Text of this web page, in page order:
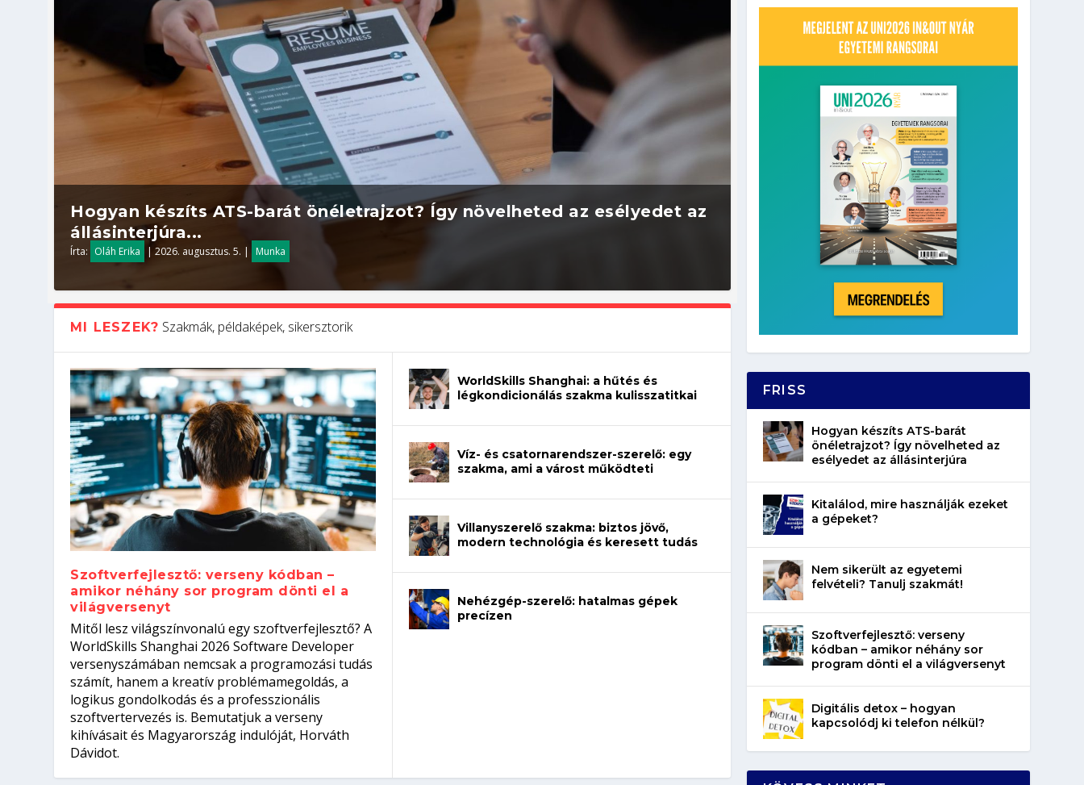
Hogyan készíts ATS-barát önéletrajzot? Így növelheted az esélyedet az
állásinterjúra...
Írta: Oláh Erika |2026. augusztus. 5. | Munka
Kitalálod, mire használják ezeket a gépeket?
Írta: Tóth Mónika |2026. augusztus. 4.| Kvíz
Nem sikerült az egyetemi felvételi? Tanulj szakmát!
Írta: Oláh Erika |2026. augusztus. 4.| Iskolák
Szoftverfejlesztő: verseny kódban – amikor néhány sor program dönti
el a világversenyt...
Írta: Szakmát Szerzek |2026. augusztus. 3.| Mi leszek?
Digitális detox – hogyan kapcsolódj ki telefon nélkül?
Írta: Oláh Erika |2026. augusztus. 3.| Egészség
MI LESZEK? Szakmák, példaképek, sikersztorik
Szoftverfejlesztő: verseny kódban –
amikor néhány sor program dönti el a
világversenyt
Mitől lesz világszínvonalú egy szoftverfejlesztő? A
WorldSkills Shanghai 2026 Software Developer
versenyszámában nemcsak a programozási tudás
számít, hanem a kreatív problémamegoldás, a
logikus gondolkodás és a professzionális
szoftvertervezés is. Bemutatjuk a verseny
kihívásait és Magyarország indulóját, Horváth
Dávidot.
WorldSkills Shanghai: a hűtés és
légkondicionálás szakma kulisszatitkai
Víz- és csatornarendszer-szerelő: egy
szakma, ami a várost működteti
Villanyszerelő szakma: biztos jövő,
modern technológia és keresett tudás
Nehézgép-szerelő: hatalmas gépek
precízen
FRISS
Hogyan készíts ATS-barát
önéletrajzot? Így növelheted az
esélyedet az állásinterjúra
Kitalálod, mire használják ezeket
a gépeket?
Nem sikerült az egyetemi
felvételi? Tanulj szakmát!
Szoftverfejlesztő: verseny
kódban – amikor néhány sor
program dönti el a világversenyt
Digitális detox – hogyan
kapcsolódj ki telefon nélkül?